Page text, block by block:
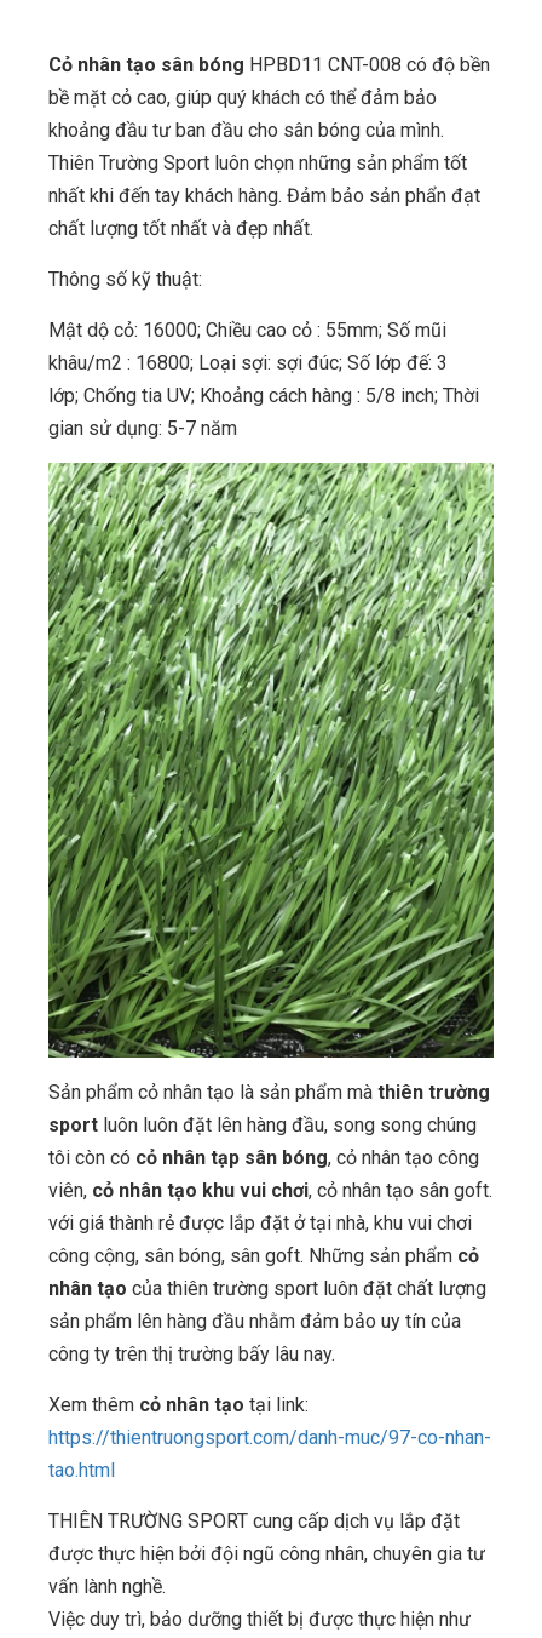
Cỏ nhân tạo sân bóng HPBD11 CNT-008 có độ bền
bề mặt cỏ cao, giúp quý khách có thể đảm bảo
khoảng đầu tư ban đầu cho sân bóng của mình.
Thiên Trường Sport luôn chọn những sản phẩm tốt
nhất khi đến tay khách hàng. Đảm bảo sản phẩn đạt
chất lượng tốt nhất và đẹp nhất.
Thông số kỹ thuật:
Mật dộ cỏ: 16000; Chiều cao cỏ : 55mm; Số mũi
khâu/m2 : 16800; Loại sợi: sợi đúc; Số lớp đế: 3
lớp; Chống tia UV; Khoảng cách hàng : 5/8 inch; Thời
gian sử dụng: 5-7 năm
Sản phẩm cỏ nhân tạo là sản phẩm mà thiên trường
sport luôn luôn đặt lên hàng đầu, song song chúng
tôi còn có cỏ nhân tạp sân bóng, cỏ nhân tạo công
viên, cỏ nhân tạo khu vui chơi, cỏ nhân tạo sân goft.
với giá thành rẻ được lắp đặt ở tại nhà, khu vui chơi
công cộng, sân bóng, sân goft. Những sản phẩm cỏ
nhân tạo của thiên trường sport luôn đặt chất lượng
sản phẩm lên hàng đầu nhằm đảm bảo uy tín của
công ty trên thị trường bấy lâu nay.
Xem thêm cỏ nhân tạo tại link:
https://thientruongsport.com/danh-muc/97-co-nhan-
tao.html
THIÊN TRƯỜNG SPORT cung cấp dịch vụ lắp đặt
được thực hiện bởi đội ngũ công nhân, chuyên gia tư
vấn lành nghề.
Việc duy trì, bảo dưỡng thiết bị được thực hiện như